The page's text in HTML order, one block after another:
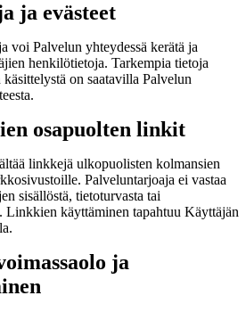
ja evästeet
voi Palvelun yhteydessä kerätä ja
henkilötietoja. Tarkempia tietoja
on saatavilla Palvelun
osapuolten linkit
linkkejä ulkopuolisten kolmansien
Palveluntarjoaja ei vastaa
sisällöstä, tietoturvasta tai
Linkkien käyttäminen tapahtuu Käyttäjän
ja